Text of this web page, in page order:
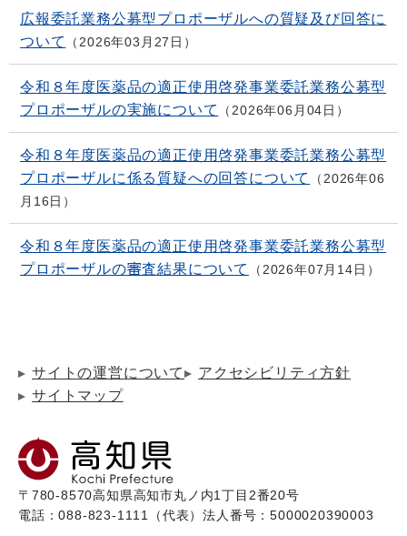
広報委託業務公募型プロポーザルへの質疑及び回答に
ついて
2026年03月27日
令和８年度医薬品の適正使用啓発事業委託業務公募型
プロポーザルの実施について
2026年06月04日
令和８年度医薬品の適正使用啓発事業委託業務公募型
プロポーザルに係る質疑への回答について
2026年06
月16日
令和８年度医薬品の適正使用啓発事業委託業務公募型
プロポーザルの審査結果について
2026年07月14日
サイトの運営について
アクセシビリティ方針
サイトマップ
〒780-8570高知県高知市丸ノ内1丁目2番20号
電話：088-823-1111（代表）法人番号：5000020390003